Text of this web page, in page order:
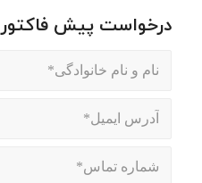
درخواست پیش فاکتور